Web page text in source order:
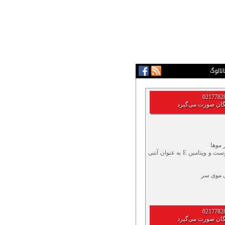
صورت می‌گیرد
موها
حاوی ویتامین A با اثر افزایش جریان خون پوست و ویتامین E به عنوان آنتی
موی سر
صورت می‌گیرد